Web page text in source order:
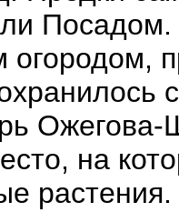
огородом,
Ожегова-
на
растения.